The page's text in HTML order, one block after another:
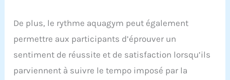
De plus, le rythme aquagym peut également
permettre aux participants d’éprouver un
sentiment de réussite et de satisfaction lorsqu’ils
parviennent à suivre le tempo imposé par la